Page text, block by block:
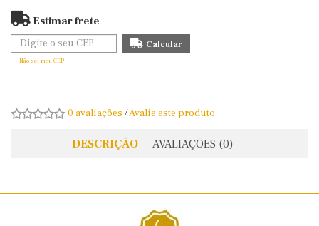
Estimar frete
Não sei meu CEP
0 avaliações /Avalie este produto
DESCRIÇÃO AVALIAÇÕES (0)